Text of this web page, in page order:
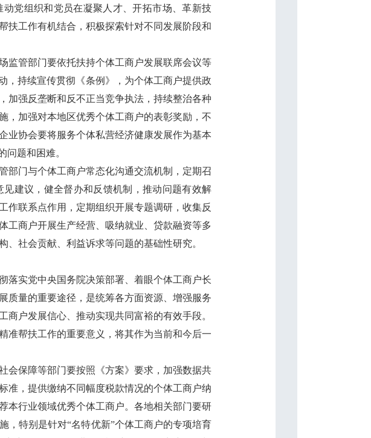
党组织和党员在凝聚人才、开拓市场、革新技
扶工作有机结合，积极探索针对不同发展阶段和
管部门要依托扶持个体工商户发展联席会议等
，持续宣传贯彻《条例》，为个体工商户提供政
加强反垄断和反不正当竞争执法，持续整治各种
，加强对本地区优秀个体工商户的表彰奖励，不
业协会要将服务个体私营经济健康发展作为基本
问题和困难。
门与个体工商户常态化沟通交流机制，定期召
建议，健全督办和反馈机制，推动问题有效解
作联系点作用，定期组织开展专题调研，收集反
工商户开展生产经营、吸纳就业、贷款融资等多
社会贡献、利益诉求等问题的基础性研究。
实党中央国务院决策部署、着眼个体工商户长
质量的重要途径，是统筹各方面资源、增强服务
户发展信心、推动实现共同富裕的有效手段。
准帮扶工作的重要意义，将其作为当前和今后一
保障等部门要按照《方案》要求，加强数据共
准，提供缴纳不同幅度税款情况的个体工商户纳
本行业领域优秀个体工商户。各地相关部门要研
，特别是针对“名特优新”个体工商户的专项培育